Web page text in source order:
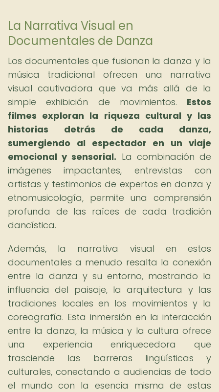
La Narrativa Visual en
Documentales de Danza
Los documentales que fusionan la danza y la
música tradicional ofrecen una narrativa
visual cautivadora que va más allá de la
simple exhibición de movimientos. Estos
filmes exploran la riqueza cultural y las
historias detrás de cada danza,
sumergiendo al espectador en un viaje
emocional y sensorial. La combinación de
imágenes impactantes, entrevistas con
artistas y testimonios de expertos en danza y
etnomusicología, permite una comprensión
profunda de las raíces de cada tradición
dancística.
Además, la narrativa visual en estos
documentales a menudo resalta la conexión
entre la danza y su entorno, mostrando la
influencia del paisaje, la arquitectura y las
tradiciones locales en los movimientos y la
coreografía. Esta inmersión en la interacción
entre la danza, la música y la cultura ofrece
una experiencia enriquecedora que
trasciende las barreras lingüísticas y
culturales, conectando a audiencias de todo
el mundo con la esencia misma de estas